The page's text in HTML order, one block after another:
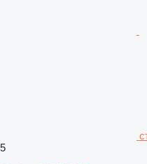
5